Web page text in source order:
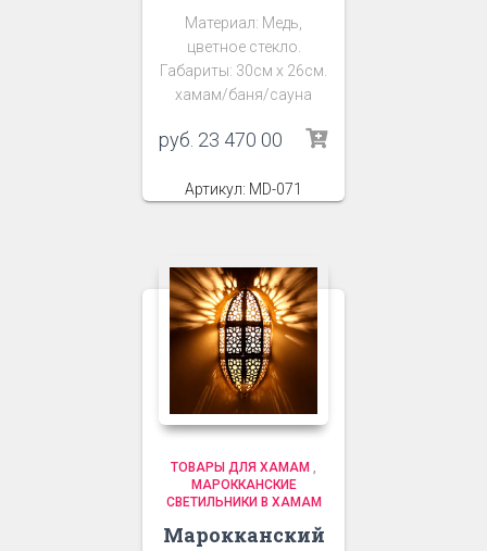
Материал: Медь,
цветное стекло.
Габариты: 30см х 26см.
хамам/баня/сауна
руб. 23 470 00
Артикул: MD-071
ТОВАРЫ ДЛЯ ХАМАМ
МАРОККАНСКИЕ
СВЕТИЛЬНИКИ В ХАМАМ
Марокканский